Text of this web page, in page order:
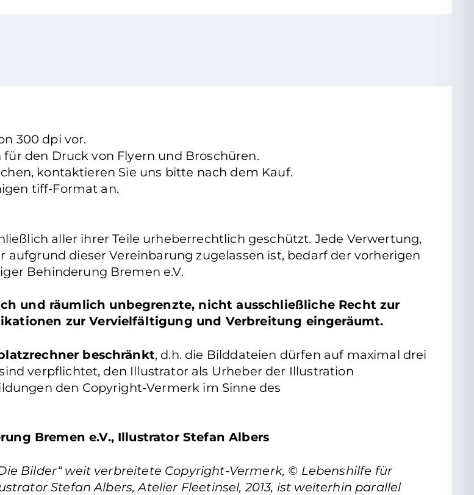
300 dpi vor.
den Druck von Flyern und Broschüren.
kontaktieren Sie uns bitte nach dem Kauf.
tiff-Format an.
aller ihrer Teile urheberrechtlich geschützt. Jede Verwertung,
dieser Vereinbarung zugelassen ist, bedarf der vorherigen
Behinderung Bremen e.V.
und räumlich unbegrenzte, nicht ausschließliche Recht zur
zur Vervielfältigung und Verbreitung eingeräumt.
beschränkt, d.h. die Bilddateien dürfen auf maximal drei
verpflichtet, den Illustrator als Urheber der Illustration
den Copyright-Vermerk im Sinne des
Bremen e.V., Illustrator Stefan Albers
Bilder“ weit verbreitete Copyright-Vermerk, © Lebenshilfe für
Stefan Albers, Atelier Fleetinsel, 2013, ist weiterhin parallel